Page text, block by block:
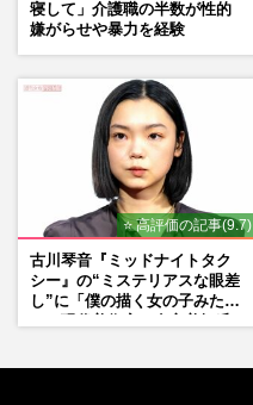
寝して」介護職の半数が性的
嫌がらせや暴力を経験
⭐ 高評価の記事(9.7)
古川琴音『ミッドナイトタク
シー』の“ミステリアスな眼差
し”に「僕の描く女の子みた